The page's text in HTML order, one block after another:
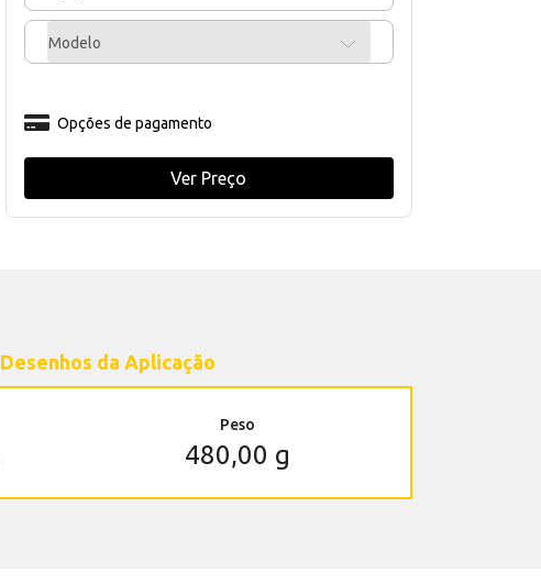
Modelo
Opções de pagamento
Ver Preço
Desenhos da Aplicação
Peso
480,00 g